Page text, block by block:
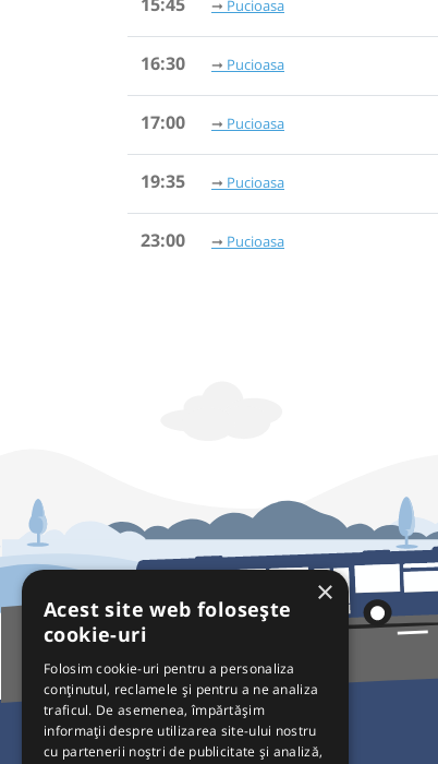
Pucioasa
16:30 Pucioasa
17:00 Pucioasa
19:35 Pucioasa
23:00 Pucioasa
Pentru Călători
×
Acest site web folosește
cookie-uri
Folosim cookie-uri pentru a personaliza
conținutul, reclamele și pentru a ne analiza
traficul. De asemenea, împărtășim
informații despre utilizarea site-ului nostru
cu partenerii noștri de publicitate și analiză,